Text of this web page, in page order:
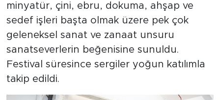
minyatür, çini, ebru, dokuma, ahşap ve
sedef işleri başta olmak üzere pek çok
geleneksel sanat ve zanaat unsuru
sanatseverlerin beğenisine sunuldu.
Festival süresince sergiler yoğun katılımla
takip edildi.